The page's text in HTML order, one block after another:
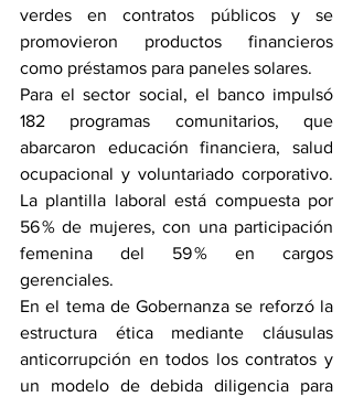
verdes en contratos públicos y se
promovieron productos financieros
como préstamos para paneles solares.
Para el sector social, el banco impulsó
182 programas comunitarios, que
abarcaron educación financiera, salud
ocupacional y voluntariado corporativo.
La plantilla laboral está compuesta por
56 % de mujeres, con una participación
femenina del 59 % en cargos
gerenciales.
En el tema de Gobernanza se reforzó la
estructura ética mediante cláusulas
anticorrupción en todos los contratos y
un modelo de debida diligencia para